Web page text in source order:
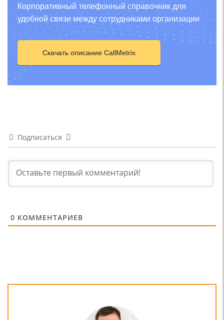
Корпоративный телефонный справочник для
удобной связи между сотрудниками организации
Скачать описание CallMetrix
Подписаться
0 КОММЕНТАРИЕВ